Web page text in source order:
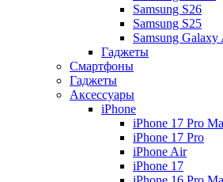
Samsung S26
Samsung S25
Samsung Galaxy
Гаджеты
Смартфоны
Гаджеты
Аксессуары
iPhone
iPhone 17 Pro
iPhone 17 Pro
iPhone Air
iPhone 17